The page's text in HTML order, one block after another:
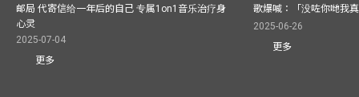
邮局 代寄信给一年后的自己 专属1on1音乐治疗身
心灵
2025-07-04
更多
歌爆喊：「没咗你哋我
2025-06-26
更多